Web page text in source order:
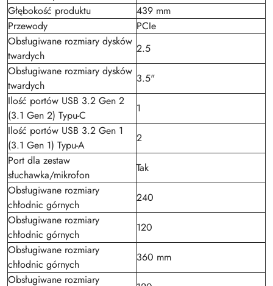
Głębokość produktu
439 mm
Przewody
PCIe
Obsługiwane rozmiary dysków
twardych
2.5
Obsługiwane rozmiary dysków
twardych
3.5"
Ilość portów USB 3.2 Gen 2
(3.1 Gen 2) Typu-C
1
Ilość portów USB 3.2 Gen 1
(3.1 Gen 1) Typu-A
2
Port dla zestaw
słuchawka/mikrofon
Tak
Obsługiwane rozmiary
chłodnic górnych
240
Obsługiwane rozmiary
chłodnic górnych
120
Obsługiwane rozmiary
chłodnic górnych
360 mm
Obsługiwane rozmiary